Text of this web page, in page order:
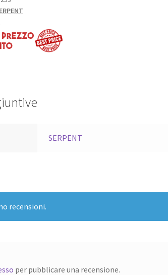
SERPENT
recensioni.
per pubblicare una recensione.